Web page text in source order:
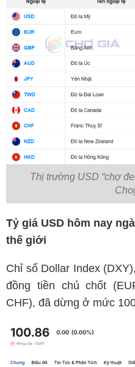
Thị trường USD “chợ
Tỷ giá USD hôm nay
thế giới
Chỉ số Dollar Index
đồng tiền chủ chốt
CHF), đã dừng ở mức